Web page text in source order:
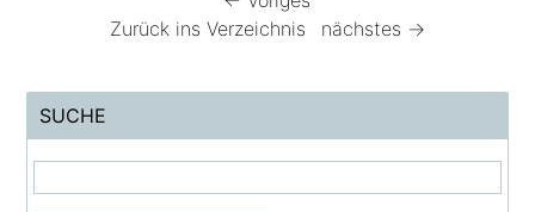
Zurück ins Verzeichnis
nächstes →
SUCHE